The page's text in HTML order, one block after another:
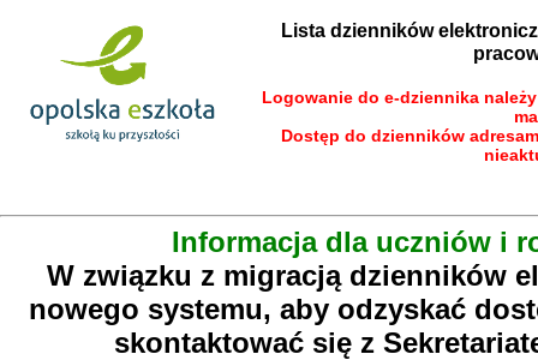
Lista dzienników
Logowanie do e-dziennika
Dostęp do dzienników
Informacja dla uczniów i
W związku z migracją dzienników
nowego systemu, aby odzyskać
skontaktować się z